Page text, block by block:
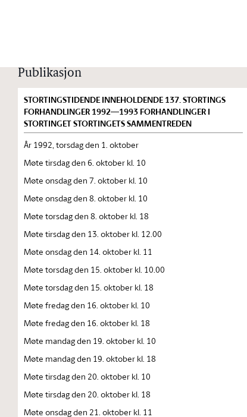
Publikasjon
STORTINGSTIDENDE INNEHOLDENDE 137. STORTINGS
FORHANDLINGER 1992—1993 FORHANDLINGER I
STORTINGET STORTINGETS SAMMENTREDEN
År 1992, torsdag den 1. oktober
Møte tirsdag den 6. oktober kl. 10
Møte onsdag den 7. oktober kl. 10
Møte onsdag den 8. oktober kl. 10
Møte torsdag den 8. oktober kl. 18
Møte tirsdag den 13. oktober kl. 12.00
Møte onsdag den 14. oktober kl. 11
Møte torsdag den 15. oktober kl. 10.00
Møte torsdag den 15. oktober kl. 18
Møte fredag den 16. oktober kl. 10
Møte fredag den 16. oktober kl. 18
Møte mandag den 19. oktober kl. 10
Møte mandag den 19. oktober kl. 18
Møte tirsdag den 20. oktober kl. 10
Møte tirsdag den 20. oktober kl. 18
Møte onsdag den 21. oktober kl. 11